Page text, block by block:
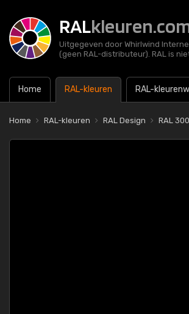
RAL
Uitgegeven door Whirlwind
(geen RAL-distributeur). RAL is
Home RAL-kleuren RAL-
Home RAL-kleuren RAL Design RAL